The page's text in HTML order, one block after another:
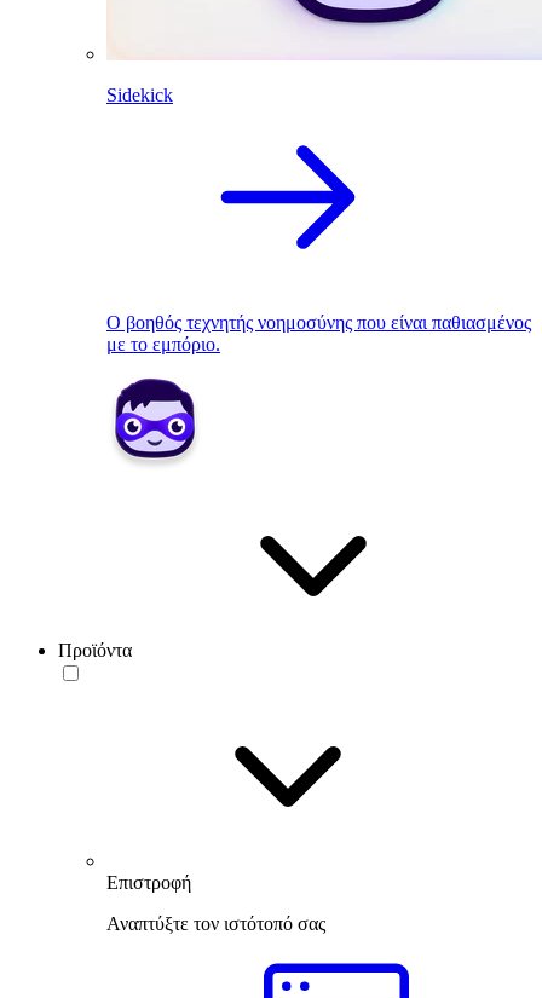
Sidekick
Ο βοηθός τεχνητής νοημοσύνης που είναι παθιασμένος
με το εμπόριο.
Προϊόντα
Επιστροφή
Αναπτύξτε τον ιστότοπό σας